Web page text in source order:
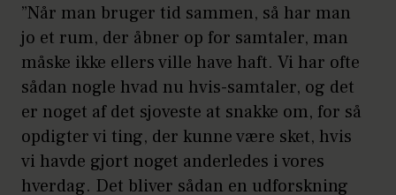
”Når man bruger tid sammen, så har man
jo et rum, der åbner op for samtaler, man
måske ikke ellers ville have haft. Vi har ofte
sådan nogle hvad nu hvis-samtaler, og det
er noget af det sjoveste at snakke om, for så
opdigter vi ting, der kunne være sket, hvis
vi havde gjort noget anderledes i vores
hverdag. Det bliver sådan en udforskning